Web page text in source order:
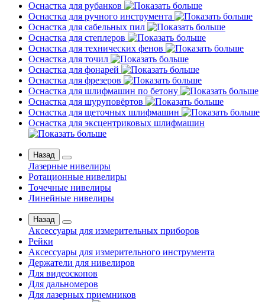
Оснастка для рубанков
Оснастка для ручного инструмента
Оснастка для сабельных пил
Оснастка для степлеров
Оснастка для технических фенов
Оснастка для точил
Оснастка для фонарей
Оснастка для фрезеров
Оснастка для шлифмашин по бетону
Оснастка для шуруповёртов
Оснастка для щеточных шлифмашин
Оснастка для эксцентриковых шлифмашин
Назад
Лазерные нивелиры
Ротационные нивелиры
Точечные нивелиры
Линейные нивелиры
Назад
Аксессуары для измерительных приборов
Рейки
Аксессуары для измерительного инструмента
Держатели для нивелиров
Для видеоскопов
Для дальномеров
Для лазерных приемников